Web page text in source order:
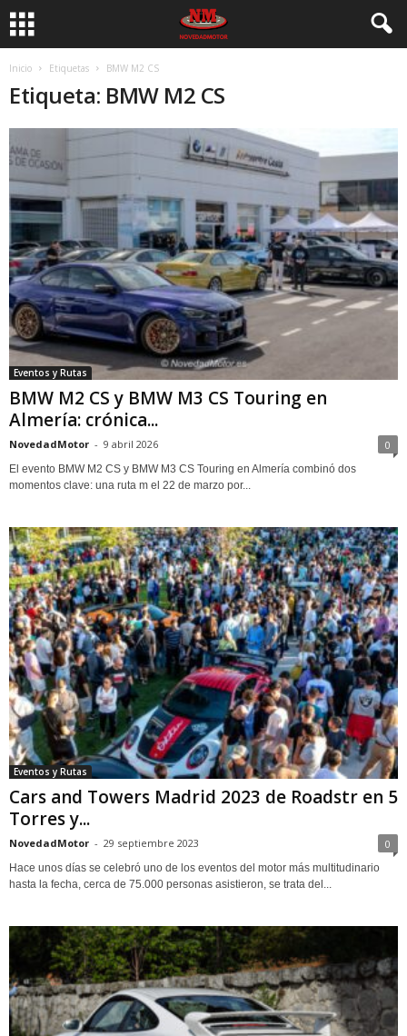
Inicio Etiquetas BMW M2 CS
Etiqueta: BMW M2 CS
Eventos y Rutas
BMW M2 CS y BMW M3 CS Touring en
Almería: crónica...
NovedadMotor - 9 abril 2026 0
El evento BMW M2 CS y BMW M3 CS Touring en Almería combinó dos
momentos clave: una ruta m el 22 de marzo por...
Eventos y Rutas
Cars and Towers Madrid 2023 de Roadstr en 5
Torres y...
NovedadMotor - 29 septiembre 2023 0
Hace unos días se celebró uno de los eventos del motor más multitudinario
hasta la fecha, cerca de 75.000 personas asistieron, se trata del...